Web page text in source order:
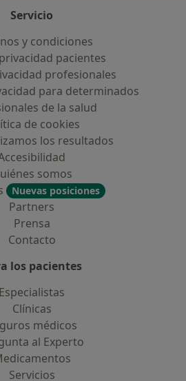
Servicio
y condiciones
pacientes
profesionales
para determinados
de la salud
de cookies
los resultados
somos
Nuevas posiciones
Partners
Prensa
Contacto
los pacientes
Especialistas
Clínicas
médicos
al Experto
Servicios